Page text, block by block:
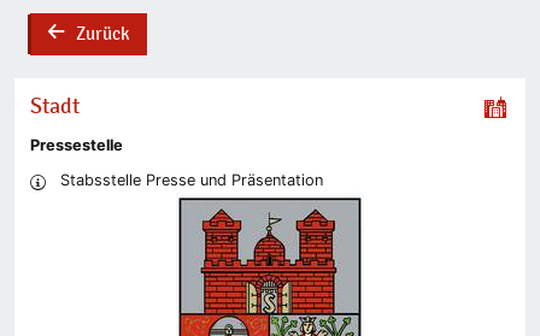
backZurück
Stadt
Pressestelle
Stabsstelle Presse und Präsentation